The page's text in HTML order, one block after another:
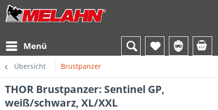
Menü
Übersicht Brustpanzer
THOR Brustpanzer: Sentinel GP,
weiß/schwarz, XL/XXL